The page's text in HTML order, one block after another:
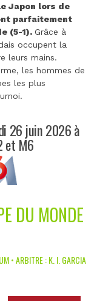
Japon lors de
parfaitement
(5-1). Grâce à
occupent la
leurs mains.
les hommes de
les plus
26 juin 2026 à
et M6
DU MONDE
• ARBITRE : K. I. GARCIA